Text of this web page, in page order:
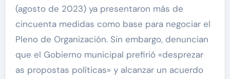
(agosto de 2023) ya presentaron más de
cincuenta medidas como base para negociar el
Pleno de Organización. Sin embargo, denuncian
que el Gobierno municipal prefirió «desprezar
as propostas políticas» y alcanzar un acuerdo